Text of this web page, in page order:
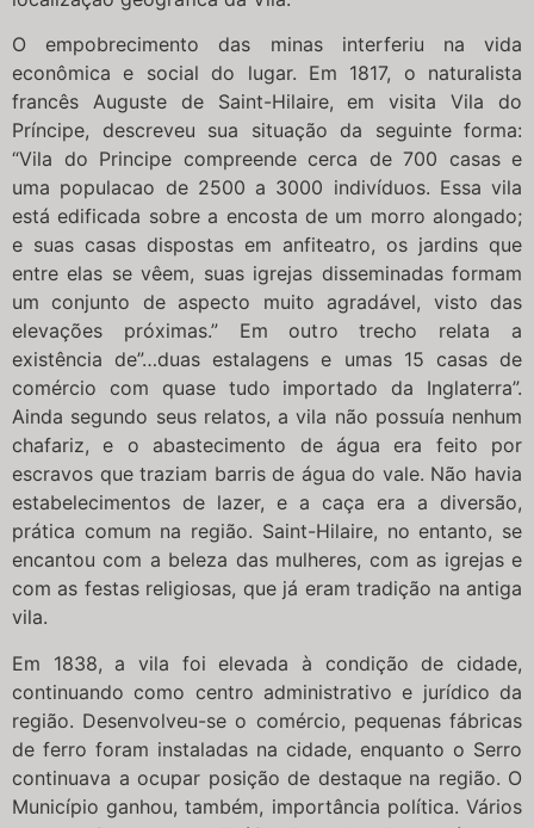
O empobrecimento das minas interferiu na vida
econômica e social do lugar. Em 1817, o naturalista
francês Auguste de Saint-Hilaire, em visita Vila do
Príncipe, descreveu sua situação da seguinte forma:
“Vila do Principe compreende cerca de 700 casas e
uma populacao de 2500 a 3000 indivíduos. Essa vila
está edificada sobre a encosta de um morro alongado;
e suas casas dispostas em anfiteatro, os jardins que
entre elas se vêem, suas igrejas disseminadas formam
um conjunto de aspecto muito agradável, visto das
elevações próximas.” Em outro trecho relata a
existência de”…duas estalagens e umas 15 casas de
comércio com quase tudo importado da Inglaterra”.
Ainda segundo seus relatos, a vila não possuía nenhum
chafariz, e o abastecimento de água era feito por
escravos que traziam barris de água do vale. Não havia
estabelecimentos de lazer, e a caça era a diversão,
prática comum na região. Saint-Hilaire, no entanto, se
encantou com a beleza das mulheres, com as igrejas e
com as festas religiosas, que já eram tradição na antiga
vila.
Em 1838, a vila foi elevada à condição de cidade,
continuando como centro administrativo e jurídico da
região. Desenvolveu-se o comércio, pequenas fábricas
de ferro foram instaladas na cidade, enquanto o Serro
continuava a ocupar posição de destaque na região. O
Município ganhou, também, importância política. Vários